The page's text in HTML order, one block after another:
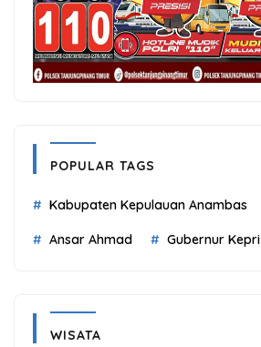
POPULAR TAGS
Kabupaten Kepulauan Anambas
Ansar Ahmad Gubernur Kepri
WISATA